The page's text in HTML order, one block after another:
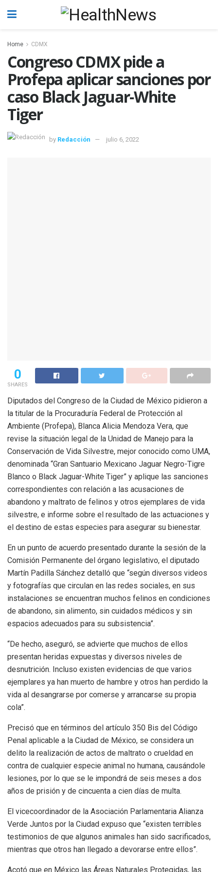
Home CDMX
Congreso CDMX pide a
Profepa aplicar sanciones por
caso Black Jaguar-White
Tiger
by Redacción julio 6, 2022
0
SHARES
Diputados del Congreso de la Ciudad de México pidieron a
la titular de la Procuraduría Federal de Protección al
Ambiente (Profepa), Blanca Alicia Mendoza Vera, que
revise la situación legal de la Unidad de Manejo para la
Conservación de Vida Silvestre, mejor conocido como UMA,
denominada “Gran Santuario Mexicano Jaguar Negro-Tigre
Blanco o Black Jaguar-White Tiger” y aplique las sanciones
correspondientes con relación a las acusaciones de
abandono y maltrato de felinos y otros ejemplares de vida
silvestre, e informe sobre el resultado de las actuaciones y
el destino de estas especies para asegurar su bienestar.
En un punto de acuerdo presentado durante la sesión de la
Comisión Permanente del órgano legislativo, el diputado
Martín Padilla Sánchez detalló que “según diversos videos
y fotografías que circulan en las redes sociales, en sus
instalaciones se encuentran muchos felinos en condiciones
de abandono, sin alimento, sin cuidados médicos y sin
espacios adecuados para su subsistencia”.
“De hecho, aseguró, se advierte que muchos de ellos
presentan heridas expuestas y diversos niveles de
desnutrición. Incluso existen evidencias de que varios
ejemplares ya han muerto de hambre y otros han perdido la
vida al desangrarse por comerse y arrancarse su propia
cola”.
Precisó que en términos del artículo 350 Bis del Código
Penal aplicable a la Ciudad de México, se considera un
delito la realización de actos de maltrato o crueldad en
contra de cualquier especie animal no humana, causándole
lesiones, por lo que se le impondrá de seis meses a dos
años de prisión y de cincuenta a cien días de multa.
El vicecoordinador de la Asociación Parlamentaria Alianza
Verde Juntos por la Ciudad expuso que “existen terribles
testimonios de que algunos animales han sido sacrificados,
mientras que otros han llegado a devorarse entre ellos”.
Acotó que en México las Áreas Naturales Protegidas, las